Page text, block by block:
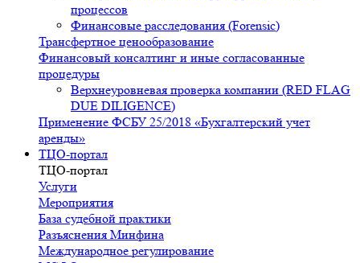
процессов
Финансовые расследования (Forensic)
Трансфертное ценообразование
Финансовый консалтинг и иные согласованные
процедуры
Верхнеуровневая проверка компании (RED FLAG
DUE DILIGENCE)
Применение ФСБУ 25/2018 «Бухгалтерский учет
аренды»
ТЦО-портал
ТЦО-портал
Услуги
Мероприятия
База судебной практики
Разъяснения Минфина
Международное регулирование